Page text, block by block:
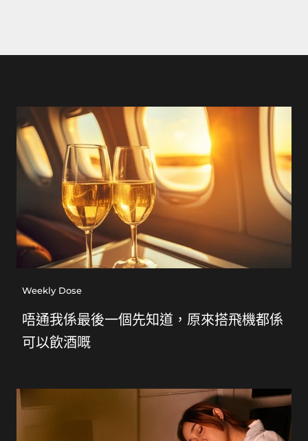
Weekly Dose
唔通我係最後一個先知道，原來搭飛機都係
可以飲酒嘅